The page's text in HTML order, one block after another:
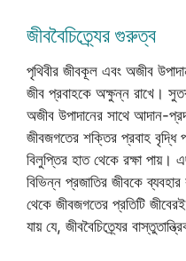
জীববৈচিত্র্যের গুরুত্ব
পৃথিবীর জীবকূল এবং অজীব
জীব প্রবাহকে অক্ষুন্ন রাখে।
অজীব উপাদানের সাথে আদান-
জীবজগতের শক্তির প্রবাহ
বিলুপ্তির হাত থেকে রক্ষা পায়।
বিভিন্ন প্রজাতির জীবকে
থেকে জীবজগতের প্রতিটি
যায় যে, জীববৈচিত্র্যের